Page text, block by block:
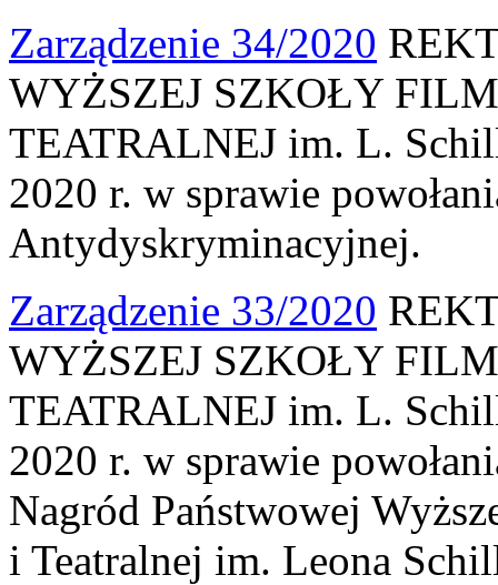
Zarządzenie 34/2020
WYŻSZEJ SZKOŁY
TEATRALNEJ im. L.
2020 r. w sprawie
Antydyskryminacyjnej.
Zarządzenie 33/2020
WYŻSZEJ SZKOŁY
TEATRALNEJ im. L.
2020 r. w sprawie
Nagród Państwowej
i Teatralnej im. Leona